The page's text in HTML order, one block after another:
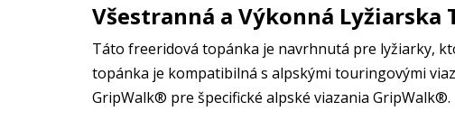
Všestranná a Výkonná Lyžiarska
Táto freeridová topánka je navrhnutá pre lyžiarky,
topánka je kompatibilná s alpskými touringovými
GripWalk® pre špecifické alpské viazania GripWalk®.